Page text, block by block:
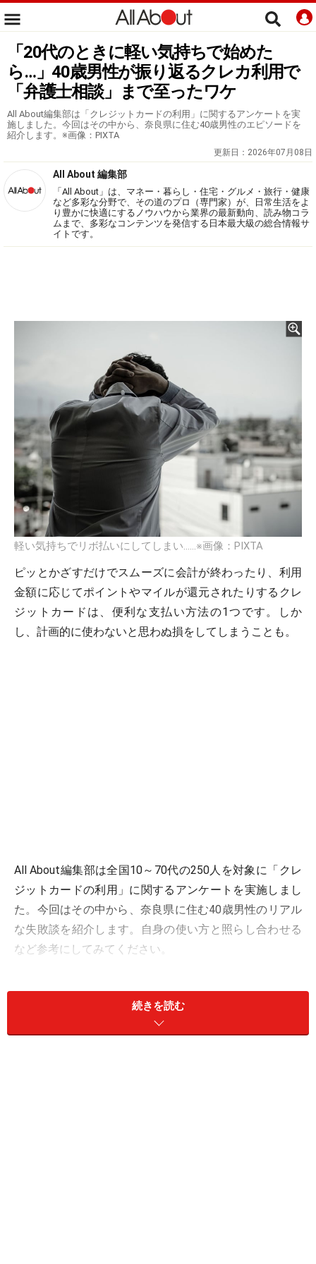
「20代のときに軽い気持ちで始めた
ら…」40歳男性が振り返るクレカ利用で
「弁護士相談」まで至ったワケ
All About編集部は「クレジットカードの利用」に関するアンケートを実
施しました。今回はその中から、奈良県に住む40歳男性のエピソードを
紹介します。※画像：PIXTA
更新日： 2026年07月08日
All About 編集部
「All About」は、マネー・暮らし・住宅・グルメ・旅行・健康
など多彩な分野で、その道のプロ（専門家）が、日常生活をよ
り豊かに快適にするノウハウから業界の最新動向、読み物コラ
ムまで、多彩なコンテンツを発信する日本最大級の総合情報サ
イトです。
軽い気持ちでリボ払いにしてしまい……※画像：PIXTA
ピッとかざすだけでスムーズに会計が終わったり、利用
金額に応じてポイントやマイルが還元されたりするクレ
ジットカードは、便利な支払い方法の1つです。しか
し、計画的に使わないと思わぬ損をしてしまうことも。
All About編集部は全国10～70代の250人を対象に「クレ
ジットカードの利用」に関するアンケートを実施しまし
た。今回はその中から、奈良県に住む40歳男性のリアル
な失敗談を紹介します。自身の使い方と照らし合わせる
など参考にしてみてください。
回答者の収入状況と1カ月の主な出費内訳
【奈良県在住40歳男性世帯、収入状況と1カ月の主な出
費内訳】
続きを読む